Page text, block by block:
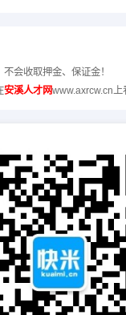
会收取押金、保证金！
安溪人才网www.axrcw.cn上